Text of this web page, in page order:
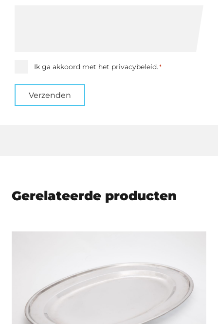
Instemming
Ik ga akkoord met het privacybeleid.*
Verzenden
Gerelateerde producten